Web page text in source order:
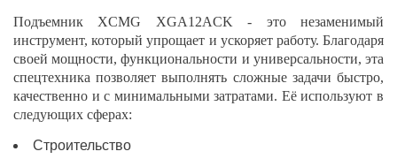
Подъемник XCMG XGA12ACK - это незаменимый
инструмент, который упрощает и ускоряет работу. Благодаря
своей мощности, функциональности и универсальности, эта
спецтехника позволяет выполнять сложные задачи быстро,
качественно и с минимальными затратами. Её используют в
следующих сферах:
Строительство